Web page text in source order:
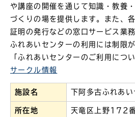
や講座の開催を通じて知識・教養
づくりの場を提供します。また、
証明の発行などの窓口サービス業
ふれあいセンターの利用には制限
「ふれあいセンターのご利用につ
サークル情報
施設名 下阿多古ふれあい
所在地 天竜区上野172